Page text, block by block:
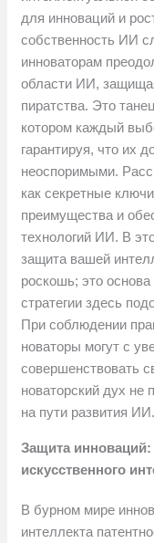
для инноваций и
собственность ИИ
инноваторам
области ИИ,
пиратства. Это
котором каждый
гарантируя, что их
неоспоримыми.
как секретные
преимущества и
технологий ИИ. В
защита вашей
роскошь; это
стратегии здесь
При соблюдении
новаторы могут с
совершенствовать
новаторский дух не
на пути развития ИИ.
Защита инноваций:
искусственного
В бурном мире
интеллекта